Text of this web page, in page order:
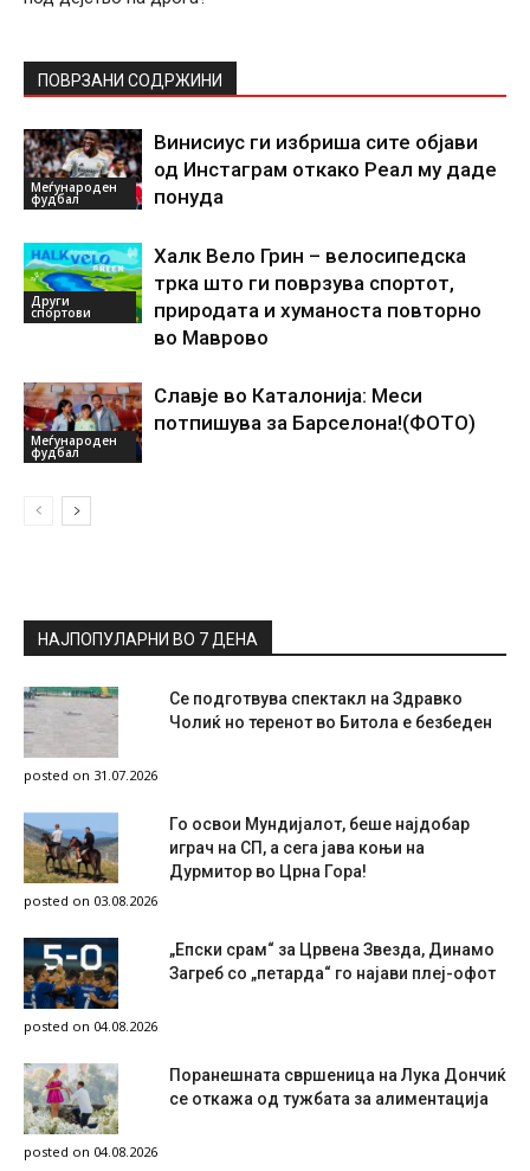
ПОВРЗАНИ СОДРЖИНИ
Меѓународен
фудбал
Винисиус ги избриша сите објави
од Инстаграм откако Реал му даде
понуда
Други
спортови
Халк Вело Грин – велосипедска
трка што ги поврзува спортот,
природата и хуманоста повторно
во Маврово
Меѓународен
фудбал
Славје во Каталонија: Меси
потпишува за Барселона!(ФОТО)
НАЈПОПУЛАРНИ ВО 7 ДЕНА
Се подготвува спектакл на Здравко
Чолиќ но теренот во Битола е безбеден
posted on 31.07.2026
Го освои Мундијалот, беше најдобар
играч на СП, а сега јава коњи на
Дурмитор во Црна Гора!
posted on 03.08.2026
„Епски срам“ за Црвена Звезда, Динамо
Загреб со „петарда“ го најави плеј-офот
posted on 04.08.2026
Поранешната свршеница на Лука Дончиќ
се откажа од тужбата за алиментација
posted on 04.08.2026